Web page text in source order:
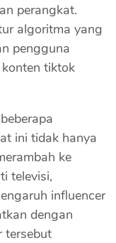
perangkat.
algoritma yang
pengguna
tiktok
beberapa
ini tidak hanya
ke
televisi,
influencer
dengan
tersebut